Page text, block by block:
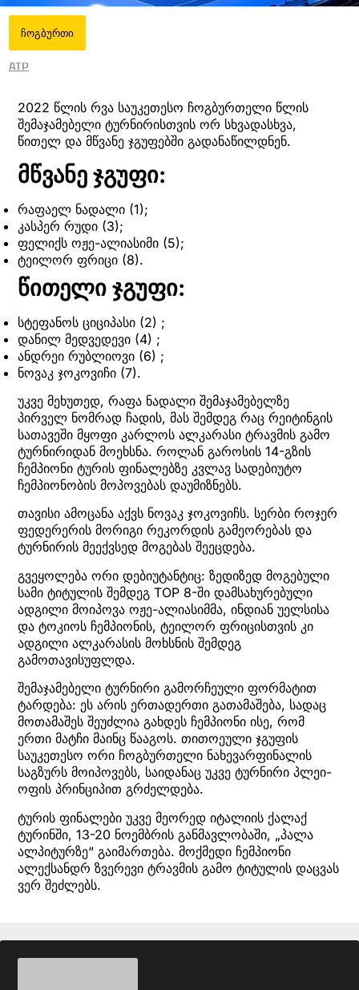
ჩოგბურთი
ATP
2022 წლის რვა საუკეთესო ჩოგბურთელი წლის
შემაჯამებელი ტურნირისთვის ორ სხვადასხვა,
წითელ და მწვანე ჯგუფებში გადანაწილდნენ.
მწვანე ჯგუფი:
რაფაელ ნადალი (1);
კასპერ რუდი (3);
ფელიქს ოჟე-ალიასიმი (5);
ტეილორ ფრიცი (8).
წითელი ჯგუფი:
სტეფანოს ციციპასი (2) ;
დანილ მედვედევი (4) ;
ანდრეი რუბლიოვი (6) ;
ნოვაკ ჯოკოვიჩი (7).
უკვე მეხუთედ, რაფა ნადალი შემაჯამებელზე
პირველ ნომრად ჩადის, მას შემდეგ რაც რეიტინგის
სათავეში მყოფი კარლოს ალკარასი ტრავმის გამო
ტურნირიდან მოეხსნა. როლან გაროსის 14-გზის
ჩემპიონი ტურის ფინალებზე კვლავ სადებიუტო
ჩემპიონობის მოპოვებას დაუმიზნებს.
თავისი ამოცანა აქვს ნოვაკ ჯოკოვიჩს. სერბი როჯერ
ფედერერის მორიგი რეკორდის გამეორებას და
ტურნირის მეექვსედ მოგებას შეეცდება.
გვეყოლება ორი დებიუტანტიც: ზედიზედ მოგებული
სამი ტიტულის შემდეგ TOP 8-ში დამსახურებული
ადგილი მოიპოვა ოჟე-ალიასიმმა, ინდიან უელსისა
და ტოკიოს ჩემპიონის, ტეილორ ფრიცისთვის კი
ადგილი ალკარასის მოხსნის შემდეგ
გამოთავისუფლდა.
შემაჯამებელი ტურნირი გამორჩეული ფორმატით
ტარდება: ეს არის ერთადერთი გათამაშება, სადაც
მოთამაშეს შეუძლია გახდეს ჩემპიონი ისე, რომ
ერთი მატჩი მაინც წააგოს. თითოეული ჯგუფის
საუკეთესო ორი ჩოგბურთელი ნახევარფინალის
საგზურს მოიპოვებს, საიდანაც უკვე ტურნირი პლეი-
ოფის პრინციპით გრძელდება.
ტურის ფინალები უკვე მეორედ იტალიის ქალაქ
ტურინში, 13-20 ნოემბრის განმავლობაში, „პალა
ალპიტურზე“ გაიმართება. მოქმედი ჩემპიონი
ალექსანდრ ზვერევი ტრავმის გამო ტიტულის დაცვას
ვერ შეძლებს.